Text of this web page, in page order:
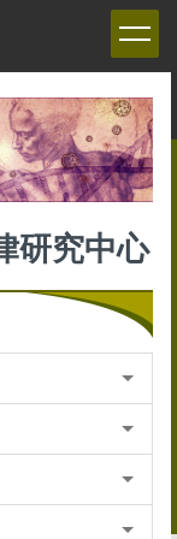
研究中心